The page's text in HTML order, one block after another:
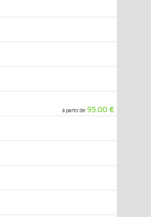
à partir de 95.00 €